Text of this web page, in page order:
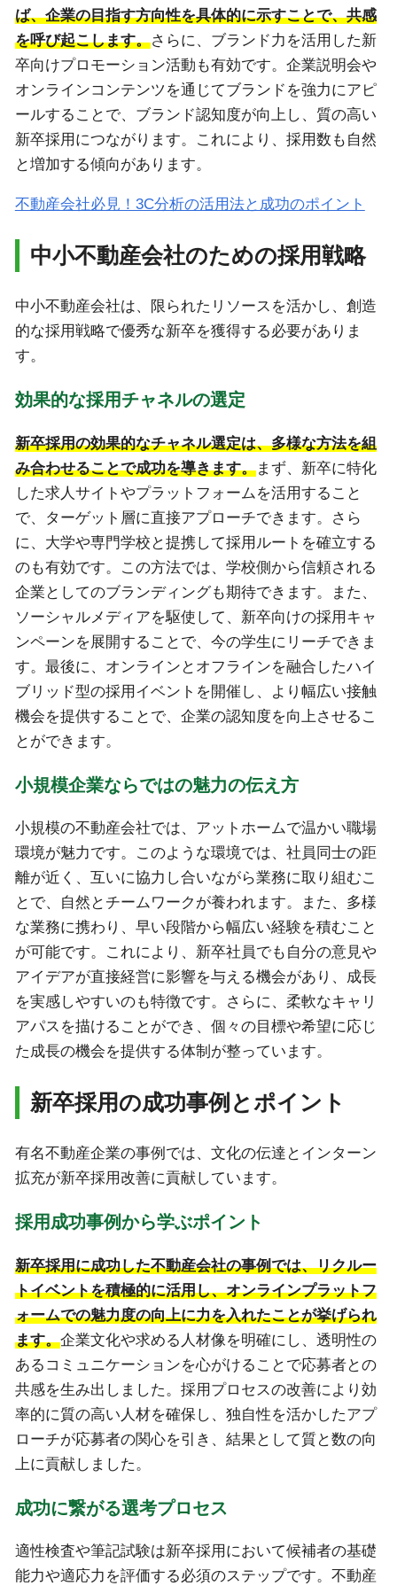
ば、企業の目指す方向性を具体的に示すことで、共感
を呼び起こします。さらに、ブランド力を活用した新
卒向けプロモーション活動も有効です。企業説明会や
オンラインコンテンツを通じてブランドを強力にアピ
ールすることで、ブランド認知度が向上し、質の高い
新卒採用につながります。これにより、採用数も自然
と増加する傾向があります。
不動産会社必見！3C分析の活用法と成功のポイント
中小不動産会社のための採用戦略
中小不動産会社は、限られたリソースを活かし、創造
的な採用戦略で優秀な新卒を獲得する必要がありま
す。
効果的な採用チャネルの選定
新卒採用の効果的なチャネル選定は、多様な方法を組
み合わせることで成功を導きます。まず、新卒に特化
した求人サイトやプラットフォームを活用すること
で、ターゲット層に直接アプローチできます。さら
に、大学や専門学校と提携して採用ルートを確立する
のも有効です。この方法では、学校側から信頼される
企業としてのブランディングも期待できます。また、
ソーシャルメディアを駆使して、新卒向けの採用キャ
ンペーンを展開することで、今の学生にリーチできま
す。最後に、オンラインとオフラインを融合したハイ
ブリッド型の採用イベントを開催し、より幅広い接触
機会を提供することで、企業の認知度を向上させるこ
とができます。
小規模企業ならではの魅力の伝え方
小規模の不動産会社では、アットホームで温かい職場
環境が魅力です。このような環境では、社員同士の距
離が近く、互いに協力し合いながら業務に取り組むこ
とで、自然とチームワークが養われます。また、多様
な業務に携わり、早い段階から幅広い経験を積むこと
が可能です。これにより、新卒社員でも自分の意見や
アイデアが直接経営に影響を与える機会があり、成長
を実感しやすいのも特徴です。さらに、柔軟なキャリ
アパスを描けることができ、個々の目標や希望に応じ
た成長の機会を提供する体制が整っています。
新卒採用の成功事例とポイント
有名不動産企業の事例では、文化の伝達とインターン
拡充が新卒採用改善に貢献しています。
採用成功事例から学ぶポイント
新卒採用に成功した不動産会社の事例では、リクルー
トイベントを積極的に活用し、オンラインプラットフ
ォームでの魅力度の向上に力を入れたことが挙げられ
ます。企業文化や求める人材像を明確にし、透明性の
あるコミュニケーションを心がけることで応募者との
共感を生み出しました。採用プロセスの改善により効
率的に質の高い人材を確保し、独自性を活かしたアプ
ローチが応募者の関心を引き、結果として質と数の向
上に貢献しました。
成功に繋がる選考プロセス
適性検査や筆記試験は新卒採用において候補者の基礎
能力や適応力を評価する必須のステップです。不動産